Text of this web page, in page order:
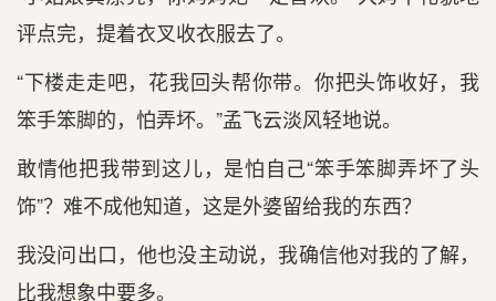
评点完，提着衣叉收衣服去了。
“下楼走走吧，花我回头帮你带。你把头饰收好，我
笨手笨脚的，怕弄坏。”孟飞云淡风轻地说。
敢情他把我带到这儿，是怕自己“笨手笨脚弄坏了头
饰”？难不成他知道，这是外婆留给我的东西？
我没问出口，他也没主动说，我确信他对我的了解，
比我想象中要多。